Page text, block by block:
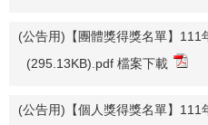
(公告用)【團體獎得獎名單】111
(295.13KB).pdf 檔案下載
(公告用)【個人獎得獎名單】111